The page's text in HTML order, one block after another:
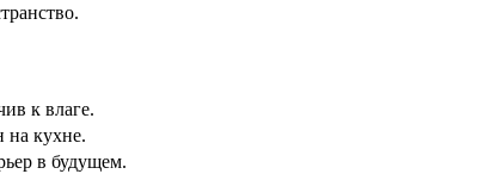
к влаге.
на кухне.
в будущем.